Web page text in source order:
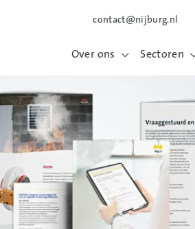
contact@nijburg.nl
Over ons Sectoren